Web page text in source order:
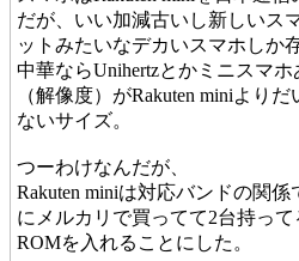
だが、いい加減古いし新しいス
ットみたいなデカいスマホしか
中華ならUnihertzとかミニスマ
（解像度）がRakuten miniより
ないサイズ。
つーわけなんだが、
Rakuten miniは対応バンドの関
にメルカリで買ってて2台持っ
ROMを入れることにした。